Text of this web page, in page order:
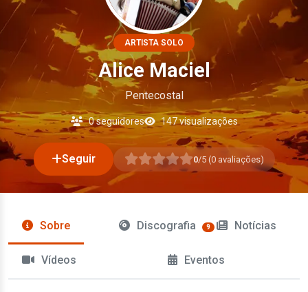
ARTISTA SOLO
Alice Maciel
Pentecostal
0 seguidores 147 visualizações
Seguir 0/5 (0avaliações)
Sobre Discografia 9 Notícias
Vídeos Eventos